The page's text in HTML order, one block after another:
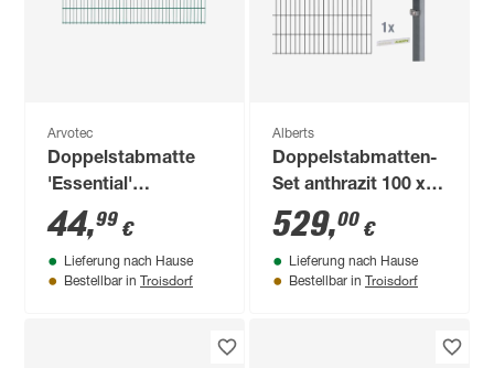
Arvotec
Doppelstabmatte
'Essential'
moosgrün 200 x 83
cm, UV- und
witterungsbeständig
44,99 €
Lieferung nach Hause
Bestellbar in Troisdorf
Alberts
Doppelstabmatten-
Set anthrazit 100 x
1000 cm
529,00 €
Lieferung nach Hause
Bestellbar in Troisdorf